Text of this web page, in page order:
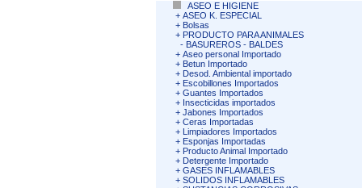
ASEO E HIGIENE
+ ASEO K. ESPECIAL
+ Bolsas
+ PRODUCTO PARA ANIMALES
- BASUREROS - BALDES
+ Aseo personal Importado
+ Betun Importado
+ Desod. Ambiental importado
+ Escobillones Importados
+ Guantes Importados
+ Insecticidas importados
+ Jabones Importados
+ Ceras Importadas
+ Limpiadores Importados
+ Esponjas Importadas
+ Producto Animal Importado
+ Detergente Importado
+ GASES INFLAMABLES
+ SOLIDOS INFLAMABLES